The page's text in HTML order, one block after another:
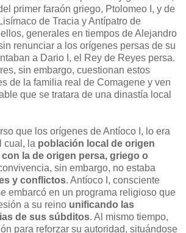
primer faraón griego, Ptolomeo I, y de
de Tracia y Antípatro de
generales en tiempos de Alejandro
renunciar a los orígenes persas de su
a Dario I, el Rey de Reyes persa.
sin embargo, cuestionan estos
de la familia real de Comagene y ven
que se tratara de una dinastía local
que los orígenes de Antíoco I, lo era
cual, la población local de origen
la de origen persa, griego o
sin embargo, no estaba
y conflictos. Antíoco I, consciente
embarcó en un programa religioso que
a su reino unificando las
de sus súbditos. Al mismo tiempo,
para reforzar su autoridad, situándose